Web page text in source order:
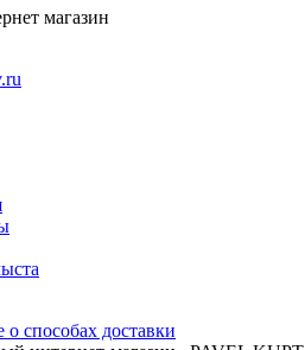
магазин
о способах доставки